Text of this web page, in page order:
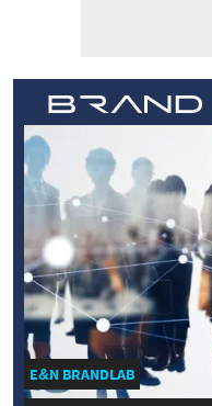
E&N BRANDLAB